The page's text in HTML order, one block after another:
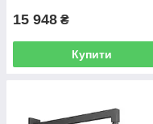
15 948 ₴
Купити